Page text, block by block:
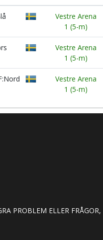
Vestre Arena
1 (5-m)
Vestre Arena
1 (5-m)
Vestre Arena
1 (5-m)
PROBLEM ELLER